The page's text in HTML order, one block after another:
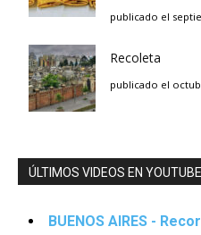
publicado el
Recoleta
publicado el
ÚLTIMOS VIDEOS EN YOUTUBE
BUENOS AIRES -